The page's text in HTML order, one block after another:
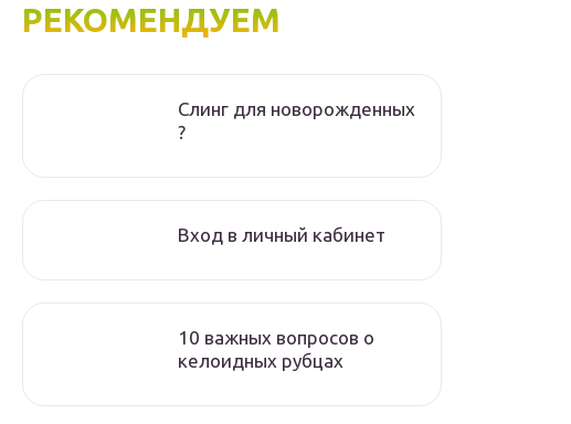
РЕКОМЕНДУЕМ
Слинг для новорожденных
?
Вход в личный кабинет
10 важных вопросов о
келоидных рубцах